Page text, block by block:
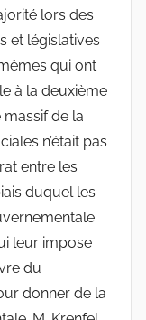
lors des
et législatives
qui ont
à la deuxième
massif de la
n’était pas
entre les
duquel les
leur impose
du
donner de la